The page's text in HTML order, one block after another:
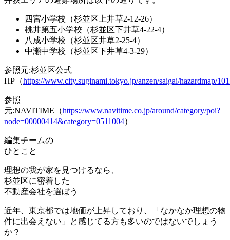
四宮小学校（杉並区上井草2-12-26）
桃井第五小学校（杉並区下井草4-22-4）
八成小学校（杉並区井草2-25-4）
中瀬中学校（杉並区下井草4-3-29）
参照元:杉並区公式
HP（https://www.city.suginami.tokyo.jp/anzen/saigai/hazardmap/
参照
元:NAVITIME（https://www.navitime.co.jp/around/category/poi?
node=00000414&category=0511004）
編集チームの
ひとこと
理想の我が家を見つけるなら、
杉並区に密着した
不動産会社を選ぼう
近年、東京都では地価が上昇しており、
「なかなか理想の物
件に出会えない」
と感じてる方も多いのではないでしょう
か？